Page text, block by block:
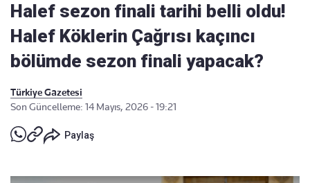
Halef sezon finali tarihi belli oldu!
Halef Köklerin Çağrısı kaçıncı
bölümde sezon finali yapacak?
Türkiye Gazetesi
Son Güncelleme: 14 Mayıs, 2026 - 19:21
Paylaş